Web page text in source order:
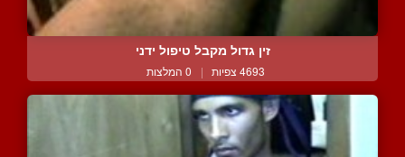
זין גדול מקבל טיפול ידני
4693 צפיות | 0 המלצות